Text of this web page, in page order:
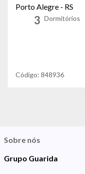
Porto Alegre - RS
3 Dormitórios
Código: 848936
Sobre nós
Grupo Guarida